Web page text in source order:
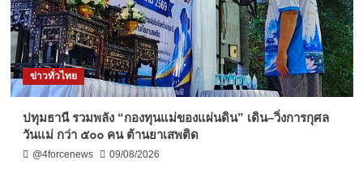
ข่าวทั่วไทย
ปทุมธานี รวมพลัง “กองทุนแม่ของแผ่นดิน” เดิน–วิ่งการกุศล
วันแม่ กว่า ๕๐๐ คน ต้านยาเสพติด
@4forcenews 09/08/2026